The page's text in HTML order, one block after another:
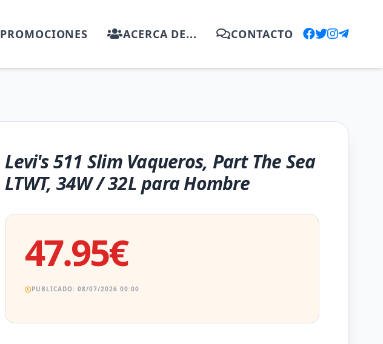
PROMOCIONES ACERCA DE... CONTACTO
Levi's 511 Slim Vaqueros, Part The Sea
LTWT, 34W / 32L para Hombre
47.95€
PUBLICADO: 08/07/2026 00:00